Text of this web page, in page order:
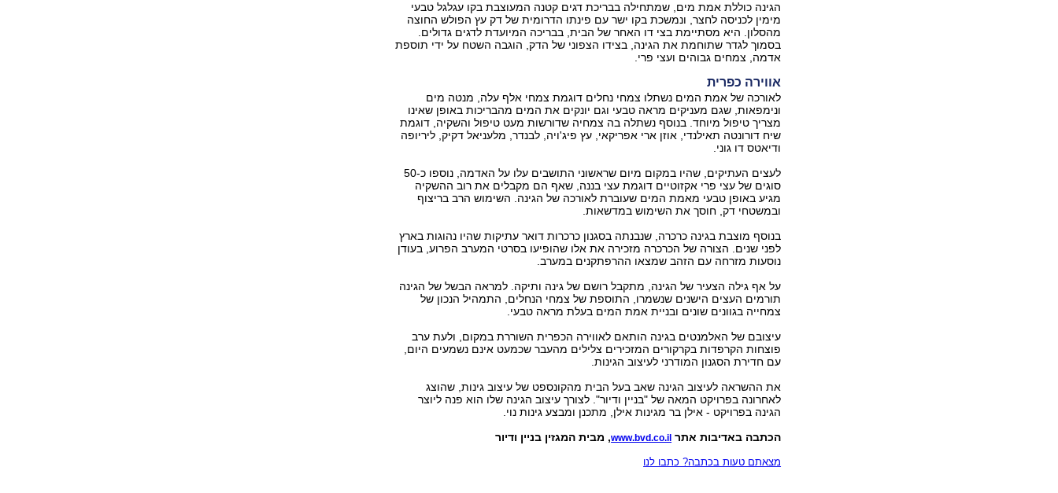
הגינה כוללת אמת מים, שמתחילה בבריכת דגים קטנה המעוצבת בקו עגלגל טבעי
מימין לכניסה לחצר, ונמשכת בקו ישר עם פינתו הדרומית של דק עץ הפולש החוצה
מהסלון. היא מסתיימת בצי דו האחר של הבית, בבריכה המיועדת לדגים גדולים.
בסמוך לגדר שתוחמת את הגינה, בצידו הצפוני של הדק, הוגבה השטח על ידי תוספת
אדמה, צמחים גבוהים ועצי פרי.
אווירה כפרית
לאורכה של אמת המים נשתלו צמחי נחלים דוגמת צמחי אלף עלה, מנטה מים
ונימפאות, שגם מעניקים מראה טבעי וגם יונקים את המים מהבריכות באופן שאינו
מצריך טיפול מיוחד. בנוסף נשתלה בה צמחיה שדורשות מעט טיפול והשקיה, דוגמת
שיח דורונטה תאילנדי, אוזן ארי אפריקאי, עץ פיג'ויה, לבנדר, מלעניאל דקיק, ליריופה
ודיאטס דו גוני.
לעצים העתיקים, שהיו במקום מיום שראשוני התושבים עלו על האדמה, נוספו כ-50
סוגים של עצי פרי אקזוטיים דוגמת עצי בננה, שאף הם מקבלים את רוב ההשקיה
מגיע באופן טבעי מאמת המים שעוברת לאורכה של הגינה. השימוש הרב בריצוף
ובמשטחי דק, חוסך את השימוש במדשאות.
בנוסף מוצבת בגינה כרכרה, שנבנתה בסגנון כרכרות דואר עתיקות שהיו נהוגות בארץ
לפני שנים. הצורה של הכרכרה מזכירה את אלו שהופיעו בסרטי המערב הפרוע, בעודן
נוסעות מזרחה עם הזהב שמצאו ההרפתקנים במערב.
על אף גילה הצעיר של הגינה, מתקבל רושם של גינה ותיקה. למראה הבשל של הגינה
תורמים העצים הישנים שנשמרו, התוספת של צמחי הנחלים, התמהיל הנכון של
צמחייה בגוונים שונים ובניית אמת המים בעלת מראה טבעי.
עיצובם של האלמנטים בגינה הותאם לאווירה הכפרית השוררת במקום, ולעת ערב
פוצחות הקרפדות בקרקורים המזכירים צלילים מהעבר שכמעט אינם נשמעים היום,
עם חדירת הסגנון המודרני לעיצוב הגינות.
את ההשראה לעיצוב הגינה שאב בעל הבית מהקונספט של עיצוב גינות, שהוצג
לאחרונה בפרויקט המאה של "בניין ודיור". לצורך עיצוב הגינה שלו הוא פנה ליוצר
הגינה בפרויקט - אילן בר מגינות אילן, מתכנן ומבצע גינות נוי.
הכתבה באדיבות אתר www.bvd.co.il, מבית המגזין בניין ודיור
מצאתם טעות בכתבה? כתבו לנו